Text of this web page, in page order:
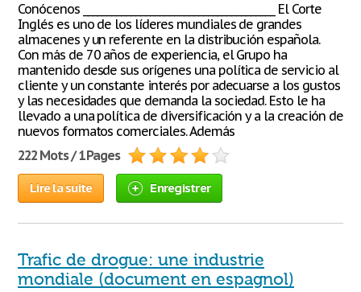
Conócenos ________________________________________ El Corte
Inglés es uno de los líderes mundiales de grandes
almacenes y un referente en la distribución española.
Con más de 70 años de experiencia, el Grupo ha
mantenido desde sus orígenes una política de servicio al
cliente y un constante interés por adecuarse a los gustos
y las necesidades que demanda la sociedad. Esto le ha
llevado a una política de diversificación y a la creación de
nuevos formatos comerciales. Además
222 Mots / 1 Pages
Lire la suite Enregistrer
Trafic de drogue: une industrie
mondiale (document en espagnol)